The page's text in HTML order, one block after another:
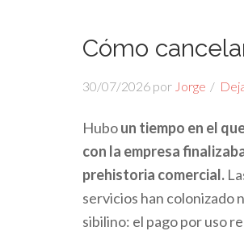
Cómo
30/07/2026 por Jorge
Huboun tiempo en el
con la empresa
prehistoria comercial.
servicios han colonizado
sibilino: el pago por uso